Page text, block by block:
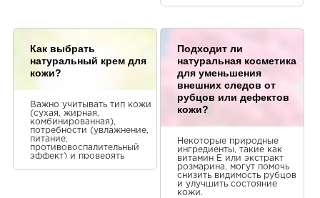
Как выбрать
натуральный крем для
кожи?
Важно учитывать тип кожи
(сухая, жирная,
комбинированная),
потребности (увлажнение,
питание,
противовоспалительный
эффект) и проверять
Подходит ли
натуральная косметика
для уменьшения
внешних следов от
рубцов или дефектов
кожи?
Некоторые природные
ингредиенты, такие как
витамин Е или экстракт
розмарина, могут помочь
снизить видимость рубцов
и улучшить состояние
кожи.